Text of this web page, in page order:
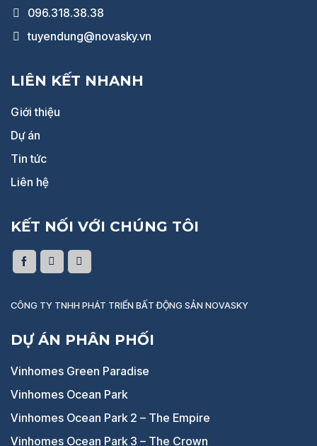
096.318.38.38
tuyendung@novasky.vn
LIÊN KẾT NHANH
Giới thiệu
Dự án
Tin tức
Liên hệ
KẾT NỐI VỚI CHÚNG TÔI
CÔNG TY TNHH PHÁT TRIỂN BẤT ĐỘNG SẢN NOVASKY
DỰ ÁN PHÂN PHỐI
Vinhomes Green Paradise
Vinhomes Ocean Park
Vinhomes Ocean Park 2 – The Empire
Vinhomes Ocean Park 3 – The Crown